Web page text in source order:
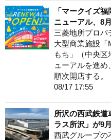
「マークイズ
ニューアル、8
三菱地所プロパ
大型商業施設「
もち」（中央区
ューアルを進
順次開店する。
08/17 17:55
所沢の西武鉄道
ラス所沢」が9
西武グループの